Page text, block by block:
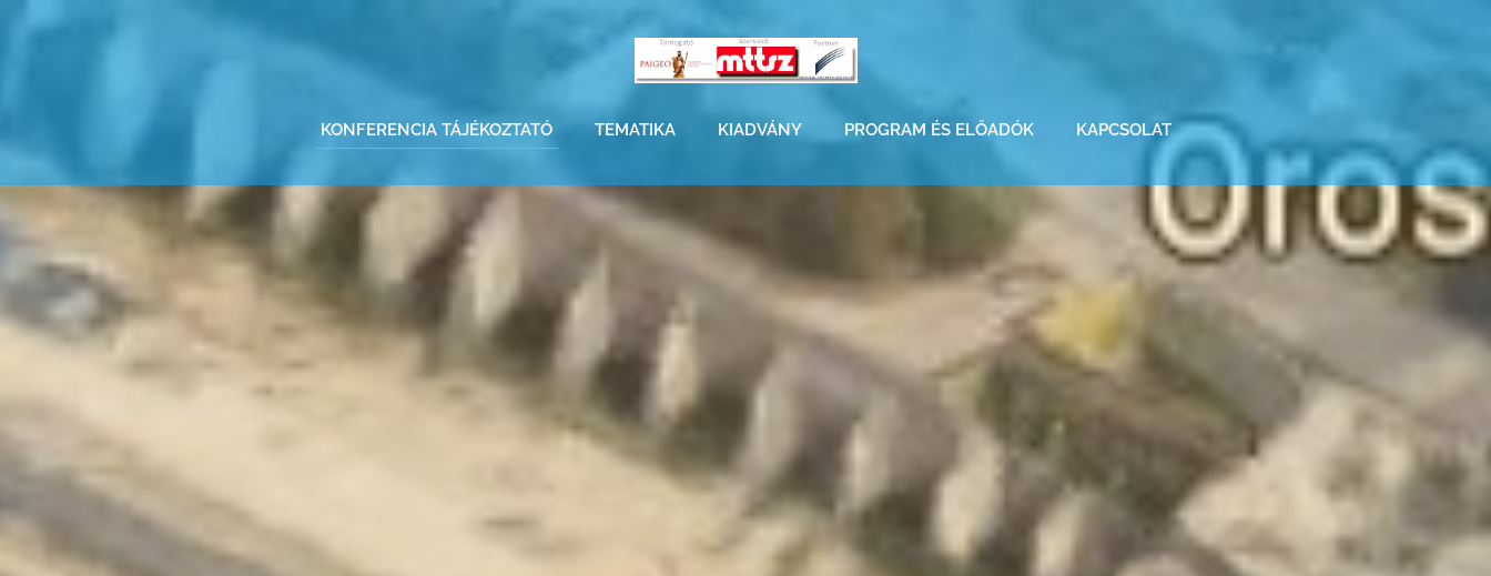
KONFERENCIA TÁJÉKOZTATÓ TEMATIKA KIADVÁNY PROGRAM ÉS ELŐADÓK KAPCSOLAT